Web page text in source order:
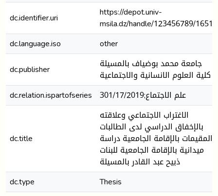
dc.identifier.uri
https://depot.univ-
msila.dz/handle/123456789/16519
dc.language.iso
other
dc.publisher
جامعة محمد بوضياف بالمسيلة
كلية العلوم الانسانية والاجتماعية
dc.relation.ispartofseries
علم الاجتماع;301/17/2019
dc.title
الاغتراب الاجتماعي وعلاقته
بالإخفاق الدراسي لدى الطالبات
المقيمات بالإقامة الجامعية دراسة
ميدانية بالإقامة الجامعية للبنات
ذبيح عبد القادر بالمسيلة
dc.type
Thesis